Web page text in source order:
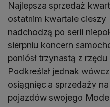
Najlepsza sprzedaż
ostatnim kwartale
nadchodzą po serii
sierpniu koncern
poniósł trzynastą z
Podkreślał jednak
osiągnięcia sprzedaży
pojazdów swojego